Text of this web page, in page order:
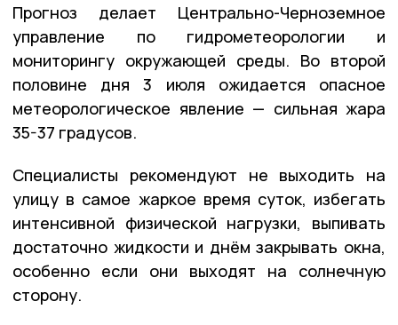
Прогноз делает Центрально-Черноземное
управление по гидрометеорологии и
мониторингу окружающей среды. Во второй
половине дня 3 июля ожидается опасное
метеорологическое явление — сильная жара
35-37 градусов.
Специалисты рекомендуют не выходить на
улицу в самое жаркое время суток, избегать
интенсивной физической нагрузки, выпивать
достаточно жидкости и днём закрывать окна,
особенно если они выходят на солнечную
сторону.